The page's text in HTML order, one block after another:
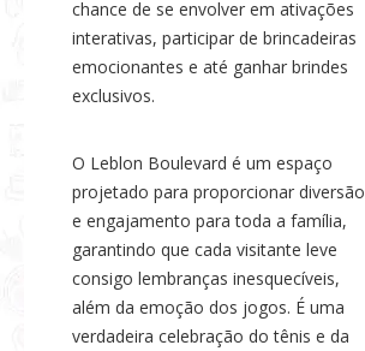
chance de se envolver em ativações
interativas, participar de brincadeiras
emocionantes e até ganhar brindes
exclusivos.
O Leblon Boulevard é um espaço
projetado para proporcionar diversão
e engajamento para toda a família,
garantindo que cada visitante leve
consigo lembranças inesquecíveis,
além da emoção dos jogos. É uma
verdadeira celebração do tênis e da